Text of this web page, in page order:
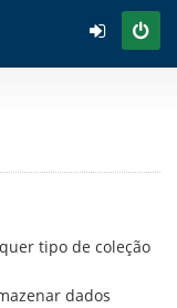
tipo de coleção
dados